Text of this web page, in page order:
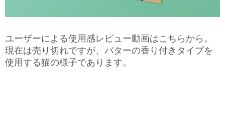
ユーザーによる使用感レビュー動画はこちらから。
現在は売り切れですが、バターの香り付きタイプを
使用する猫の様子であります。